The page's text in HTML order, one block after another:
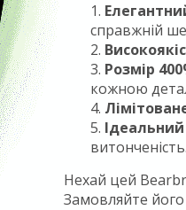
справжній
Розмір
кожною
витонченість.
Нехай цей
Замовляйте його